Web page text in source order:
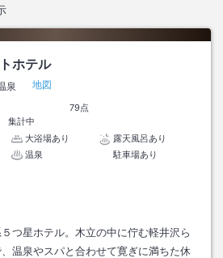
ホテル
泉
地図
79点
集計中
大浴場あり
露天風呂あり
温泉
駐車場あり
つ星ホテル。木立の中に佇む軽井沢ら
温泉やスパと合わせて寛ぎに満ちた休